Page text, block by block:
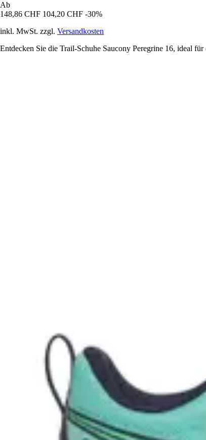
Ab
148,86 CHF 104,20 CHF -30%
inkl. MwSt. zzgl. Versandkosten
Entdecken Sie die Trail-Schuhe Saucony Peregrine 16, ideal